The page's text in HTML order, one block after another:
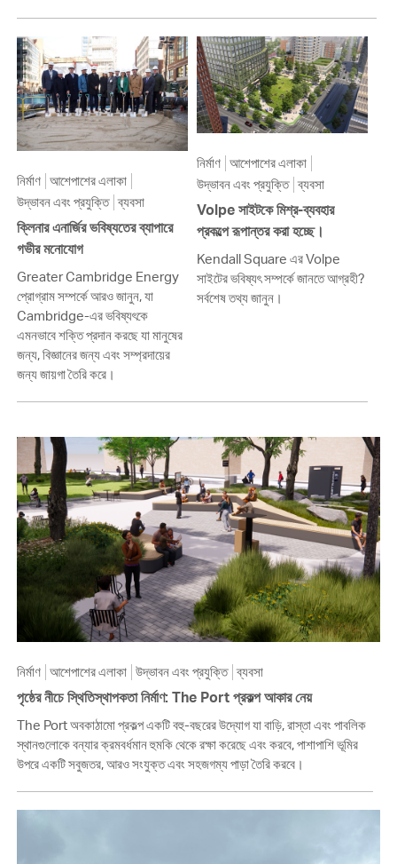
নির্মাণ আশেপাশের এলাকা
উদ্ভাবন এবং প্রযুক্তি ব্যবসা
ক্লিনার এনার্জির ভবিষ্যতের ব্যাপারে
গভীর মনোযোগ
Greater Cambridge Energy
প্রোগ্রাম সম্পর্কে আরও জানুন, যা
Cambridge-এর ভবিষ্যৎকে
এমনভাবে শক্তি প্রদান করছে যা মানুষের
জন্য, বিজ্ঞানের জন্য এবং সম্প্রদায়ের
জন্য জায়গা তৈরি করে।
নির্মাণ আশেপাশের এলাকা
উদ্ভাবন এবং প্রযুক্তি ব্যবসা
Volpe সাইটকে মিশ্র-ব্যবহার
প্রকল্পে রূপান্তর করা হচ্ছে।
Kendall Square এর Volpe
সাইটের ভবিষ্যৎ সম্পর্কে জানতে আগ্রহী?
সর্বশেষ তথ্য জানুন।
নির্মাণ আশেপাশের এলাকা উদ্ভাবন এবং প্রযুক্তি ব্যবসা
পৃষ্ঠের নীচে স্থিতিস্থাপকতা নির্মাণ: The Port প্রকল্প আকার নেয়
The Port অবকাঠামো প্রকল্প একটি বহু-বছরের উদ্যোগ যা বাড়ি, রাস্তা এবং পাবলিক
স্থানগুলোকে বন্যার ক্রমবর্ধমান হুমকি থেকে রক্ষা করেছে এবং করবে, পাশাপাশি ভূমির
উপরে একটি সবুজতর, আরও সংযুক্ত এবং সহজগম্য পাড়া তৈরি করবে।